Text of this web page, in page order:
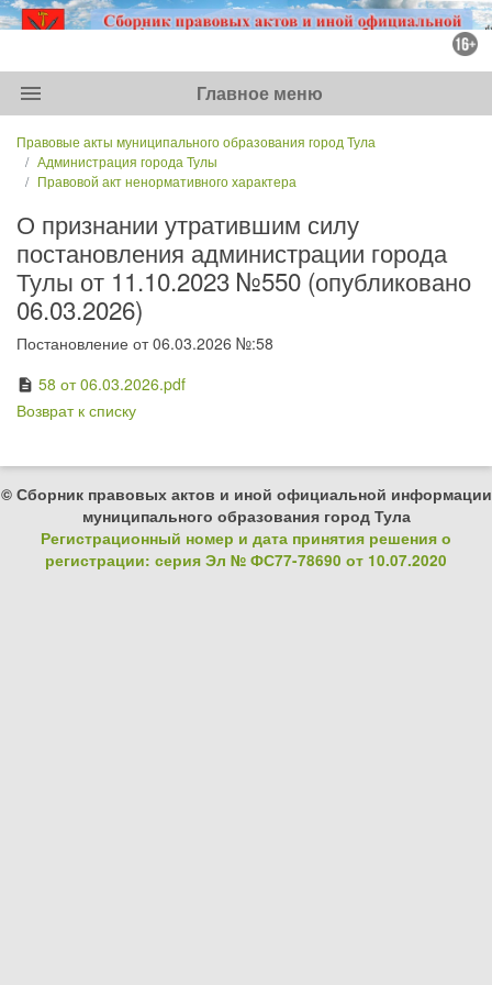
menu Главное меню
Правовые акты муниципального образования город Тула
Администрация города Тулы
Правовой акт ненормативного характера
О признании утратившим силу
постановления администрации города
Тулы от 11.10.2023 №550 (опубликовано
06.03.2026)
Постановление от 06.03.2026 №:58
description 58 от 06.03.2026.pdf
Возврат к списку
© Сборник правовых актов и иной официальной информации
муниципального образования город Тула
Регистрационный номер и дата принятия решения о
регистрации: серия Эл № ФС77-78690 от 10.07.2020